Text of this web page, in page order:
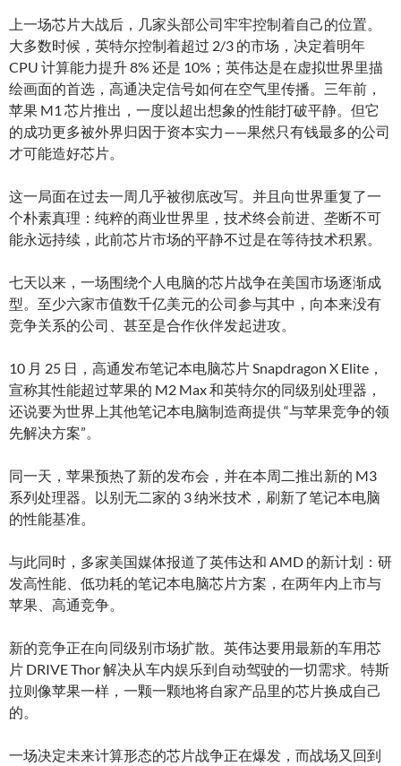
上一场芯片大战后，几家头部公司牢牢控制着自己的位置。
大多数时候，英特尔控制着超过 2/3 的市场，决定着明年
CPU 计算能力提升 8% 还是 10%；英伟达是在虚拟世界里描
绘画面的首选，高通决定信号如何在空气里传播。三年前，
苹果 M1 芯片推出，一度以超出想象的性能打破平静。但它
的成功更多被外界归因于资本实力——果然只有钱最多的公司
才可能造好芯片。
这一局面在过去一周几乎被彻底改写。并且向世界重复了一
个朴素真理：纯粹的商业世界里，技术终会前进、垄断不可
能永远持续，此前芯片市场的平静不过是在等待技术积累。
七天以来，一场围绕个人电脑的芯片战争在美国市场逐渐成
型。至少六家市值数千亿美元的公司参与其中，向本来没有
竞争关系的公司、甚至是合作伙伴发起进攻。
10 月 25 日，高通发布笔记本电脑芯片 Snapdragon X Elite，
宣称其性能超过苹果的 M2 Max 和英特尔的同级别处理器，
还说要为世界上其他笔记本电脑制造商提供 “与苹果竞争的领
先解决方案”。
同一天，苹果预热了新的发布会，并在本周二推出新的 M3
系列处理器。以别无二家的 3 纳米技术，刷新了笔记本电脑
的性能基准。
与此同时，多家美国媒体报道了英伟达和 AMD 的新计划：研
发高性能、低功耗的笔记本电脑芯片方案，在两年内上市与
苹果、高通竞争。
新的竞争正在向同级别市场扩散。英伟达要用最新的车用芯
片 DRIVE Thor 解决从车内娱乐到自动驾驶的一切需求。特斯
拉则像苹果一样，一颗一颗地将自家产品里的芯片换成自己
的。
一场决定未来计算形态的芯片战争正在爆发，而战场又回到